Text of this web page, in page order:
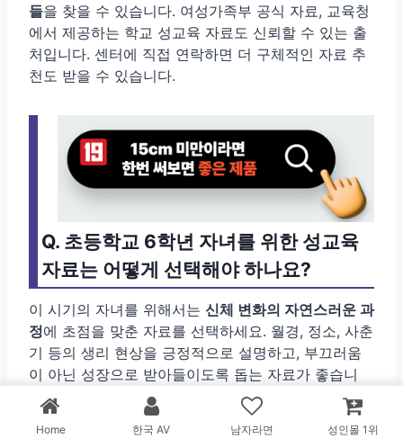
들을 찾을 수 있습니다. 여성가족부 공식 자료, 교육청
에서 제공하는 학교 성교육 자료도 신뢰할 수 있는 출
처입니다. 센터에 직접 연락하면 더 구체적인 자료 추
천도 받을 수 있습니다.
Q. 초등학교 6학년 자녀를 위한 성교육
자료는 어떻게 선택해야 하나요?
이 시기의 자녀를 위해서는 신체 변화의 자연스러운 과
정에 초점을 맞춘 자료를 선택하세요. 월경, 정소, 사춘
기 등의 생리 현상을 긍정적으로 설명하고, 부끄러움
이 아닌 성장으로 받아들이도록 돕는 자료가 좋습니
다. 센터의 '사춘기 데이캠프' 같은체험형 프로그램도
함께 고려
해보세요.
Home 한국 AV 남자라면 성인몰 1위